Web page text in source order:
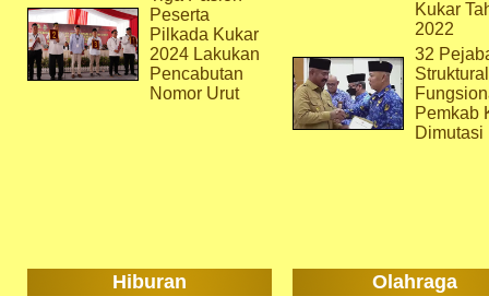
Peserta
Pilkada Kukar
2024 Lakukan
Pencabutan
Nomor Urut
Kukar
2022
32
Pemkab
Dimutasi
Hiburan Olahraga